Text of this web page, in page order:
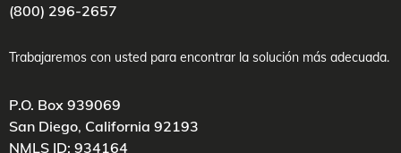
(800) 296-2657
Trabajaremos con usted para encontrar la solución más adecuada.
P.O. Box 939069
San Diego, California 92193
NMLS ID: 934164